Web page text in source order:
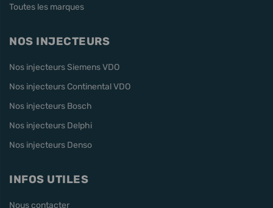
Toutes les marques
NOS INJECTEURS
Nos injecteurs Siemens VDO
Nos injecteurs Continental VDO
Nos injecteurs Bosch
Nos injecteurs Delphi
Nos injecteurs Denso
INFOS UTILES
Nous contacter